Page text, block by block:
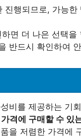
행되므로, 가능
면 더 나은 선택을
반드시 확인하여
비를 제공하는 기
격에 구매할 수 있
을 저렴한 가격에